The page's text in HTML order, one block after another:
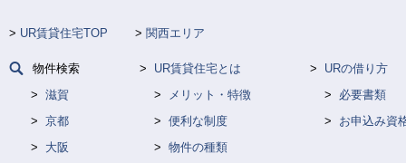
UR賃貸住宅TOP 関西エリア
物件検索
滋賀
京都
大阪
UR賃貸住宅とは
メリット・特徴
便利な制度
物件の種類
URの借り方
必要書類
お申込み資